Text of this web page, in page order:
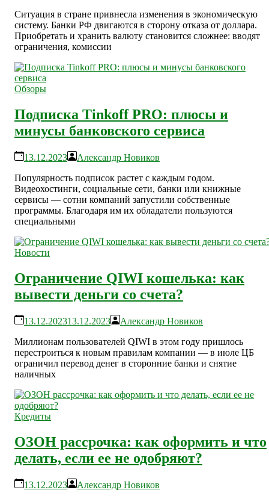
Ситуация в стране привнесла изменения в экономическую
систему. Банки РФ двигаются в сторону отказа от доллара.
Приобретать и хранить валюту становится сложнее: вводят
ограничения, комиссии
Обзоры
Подписка Tinkoff PRO: плюсы и
минусы банковского сервиса
13.12.2023
Александр Новиков
Популярность подписок растет с каждым годом.
Видеохостинги, социальные сети, банки или книжные
сервисы — сотни компаний запустили собственные
программы. Благодаря им их обладатели пользуются
специальными
Новости
Ограничение QIWI кошелька: как
вывести деньги со счета?
13.12.202313.12.2023
Александр Новиков
Миллионам пользователей QIWI в этом году пришлось
перестроиться к новым правилам компании — в июле ЦБ
ограничил перевод денег в сторонние банки и снятие
наличных
Кредиты
ОЗОН рассрочка: как оформить и что
делать, если ее не одобряют?
13.12.2023
Александр Новиков